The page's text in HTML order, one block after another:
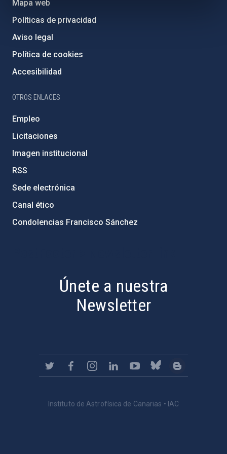
Mapa web
Políticas de privacidad
Aviso legal
Política de cookies
Accesibilidad
OTROS ENLACES
Empleo
Licitaciones
Imagen institucional
RSS
Sede electrónica
Canal ético
Condolencias Francisco Sánchez
Únete a nuestra
Newsletter
Instituto de Astrofísica de Canarias • IAC